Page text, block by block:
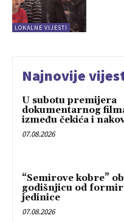
LOKALNE VIJESTI
Najnovije
U subotu premijera
dokumentarnog
između čekića i
07.08.2026
“Semirove kobre”
godišnjicu od
jedinice
07.08.2026